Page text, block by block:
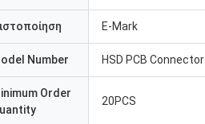
E-Mark
Number HSD PCB Connector
Order
20PCS